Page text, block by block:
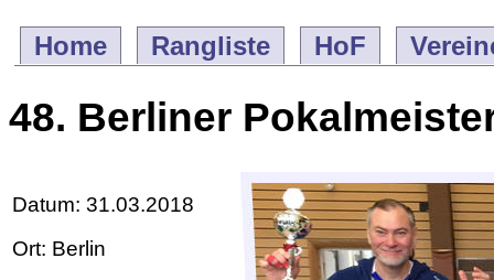
Home Rangliste HoF
48. Berliner
Datum: 31.03.2018
Ort: Berlin